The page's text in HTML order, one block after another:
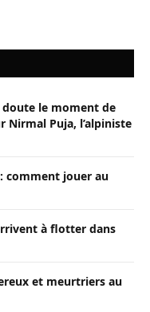
doute le moment de
Puja, l’alpiniste
: comment jouer au
à flotter dans
et meurtriers au